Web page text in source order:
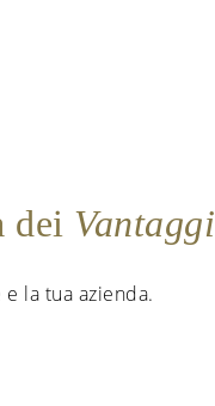
dei Vantaggi
la tua azienda.